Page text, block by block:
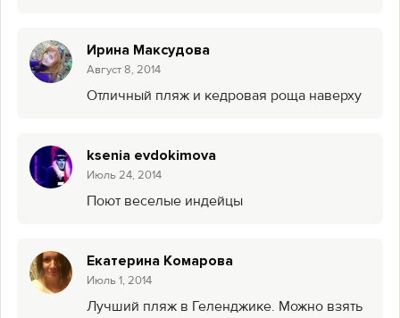
Ирина Максудова
Август 8, 2014
Отличный пляж и кедровая роща наверху
ksenia evdokimova
Июль 24, 2014
Поют веселые индейцы
Екатерина Комарова
Июль 1, 2014
Лучший пляж в Геленджике. Можно взять